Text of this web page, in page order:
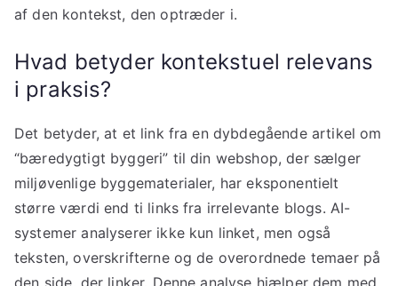
af den kontekst, den optræder i.
Hvad betyder kontekstuel relevans
i praksis?
Det betyder, at et link fra en dybdegående artikel om
“bæredygtigt byggeri” til din webshop, der sælger
miljøvenlige byggematerialer, har eksponentielt
større værdi end ti links fra irrelevante blogs. AI-
systemer analyserer ikke kun linket, men også
teksten, overskrifterne og de overordnede temaer på